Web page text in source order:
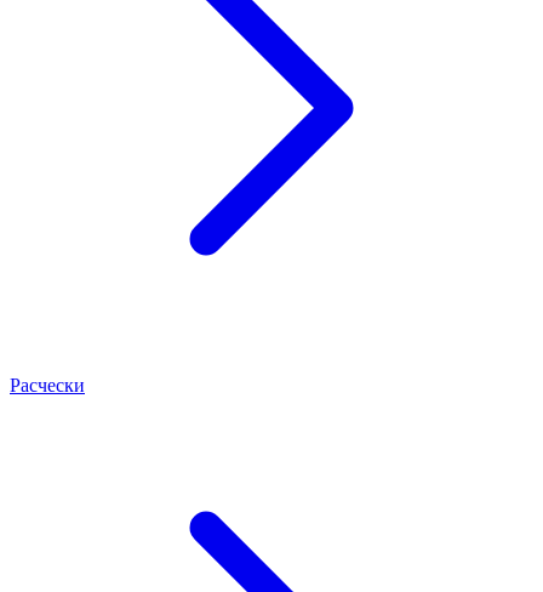
Расчески